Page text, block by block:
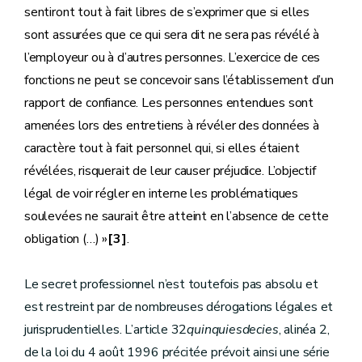
sentiront tout à fait libres de s’exprimer que si elles
sont assurées que ce qui sera dit ne sera pas révélé à
l’employeur ou à d’autres personnes. L’exercice de ces
fonctions ne peut se concevoir sans l’établissement d’un
rapport de confiance. Les personnes entendues sont
amenées lors des entretiens à révéler des données à
caractère tout à fait personnel qui, si elles étaient
révélées, risquerait de leur causer préjudice. L’objectif
légal de voir régler en interne les problématiques
soulevées ne saurait être atteint en l’absence de cette
obligation (…) »[3].
Le secret professionnel n’est toutefois pas absolu et
est restreint par de nombreuses dérogations légales et
jurisprudentielles. L’article 32quinquiesdecies, alinéa 2,
de la loi du 4 août 1996 précitée prévoit ainsi une série